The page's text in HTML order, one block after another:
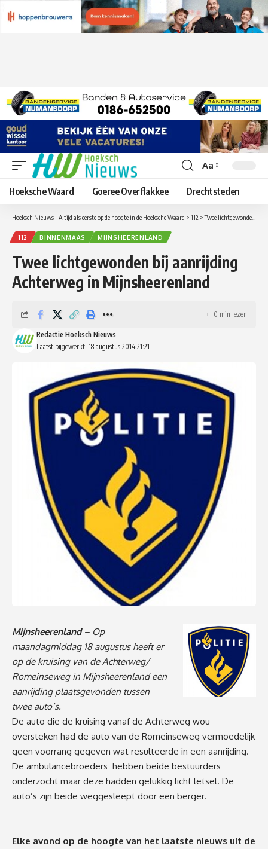
Lettergrootte
aanpassen
Aa
Hoeksche Waard Goeree Overflakkee Drechtsteden
Hoeksch Nieuws – Altijd als eerste op de hoogte in de Hoeksche Waard > 112 >Twee lichtgewonden bij aanrijding Achterweg in Mijnsheerenland
112 BINNENMAAS MIJNSHEERENLAND
Twee lichtgewonden bij aanrijding
Achterweg in Mijnsheerenland
Laatst bijgewerkt: 18 augustus 2014 21:21
Redactie Hoeksch Nieuws
0 min lezen
Mijnsheerenland– Op
maandagmiddag 18 augustus heeft er
op de kruising van de Achterweg/
Romeinseweg in Mijnsheerenland een
aanrijding plaatsgevonden tussen
twee auto’s.
De auto die de kruising vanaf de Achterweg wou
oversteken had de auto van de Romeinseweg vermoedelijk
geen voorrang gegeven wat resulteerde in een aanrijding.
De ambulancebroeders hebben beide bestuurders
onderzocht maar deze hadden gelukkig licht letsel. De
auto’s zijn beide weggesleept door een berger.
Elke avond op de hoogte van het laatste nieuws uit de